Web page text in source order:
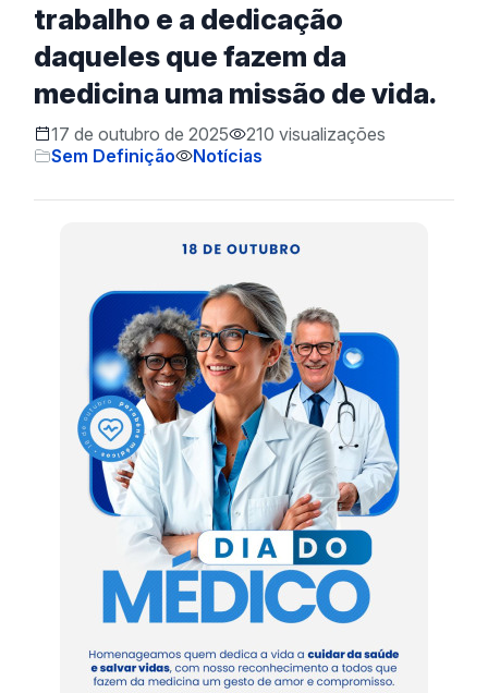
trabalho e a dedicação
daqueles que fazem da
medicina uma missão de vida.
17 de outubro de 2025
210 visualizações
Sem Definição
Notícias